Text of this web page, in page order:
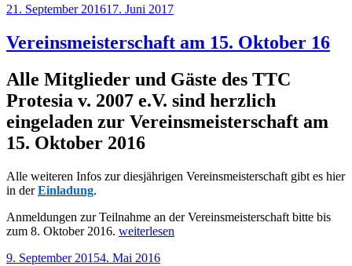
Veröffentlicht
21. September 201617. Juni 2017
Vereinsmeisterschaft am 15. Oktober 16
Alle Mitglieder und Gäste des TTC
Protesia v. 2007 e.V. sind herzlich
eingeladen zur Vereinsmeisterschaft am
15. Oktober 2016
Alle weiteren Infos zur diesjährigen Vereinsmeisterschaft gibt es hier
in derEinladung.
Anmeldungen zur Teilnahme an der Vereinsmeisterschaft bitte bis
zum 8. Oktober 2016. „Vereinsmeisterschaft
15.
weiterlesen
Veröffentlicht
9. September 20154. Mai 2016